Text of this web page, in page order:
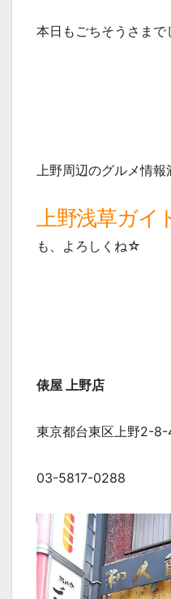
本日もごちそうさまで
上野周辺のグルメ情報
上野浅草ガイ
も、よろしくね☆
俵屋 上野店
東京都台東区上野2-8-
03-5817-0288